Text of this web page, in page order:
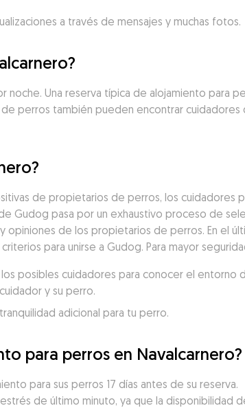
a través de mensajes y muchas fotos.
Una reserva típica de alojamiento para
perros también pueden encontrar cuidadores
de propietarios de perros, los cuidadores
Gudog pasa por un exhaustivo proceso de
de los propietarios de perros. En el
para unirse a Gudog. Para mayor
posibles cuidadores para conocer el entorno
y su perro.
adicional para tu perro.
para perros en Navalcarnero?
para sus perros 17 días antes de su reserva.
de último minuto, ya que la disponibilidad